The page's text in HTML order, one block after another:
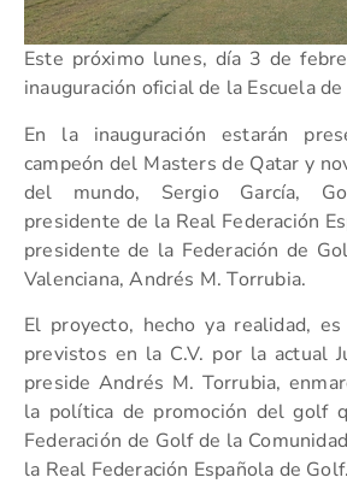
Este próximo lunes, día 3 de
inauguración oficial de la Escuela
En la inauguración estarán
campeón del Masters de Qatar y
del mundo, Sergio García,
presidente de la Real Federación
presidente de la Federación de
Valenciana, Andrés M. Torrubia.
El proyecto, hecho ya realidad,
previstos en la C.V. por la actual
preside Andrés M. Torrubia,
la política de promoción del golf
Federación de Golf de la
la Real Federación Española de Golf.